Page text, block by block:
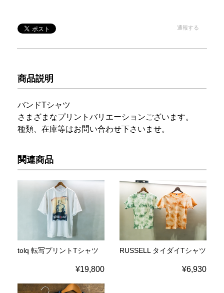
通報する
商品説明
バンドTシャツ
さまざまなプリントバリエーションございます。
種類、在庫等はお問い合わせ下さいませ。
関連商品
tolq 転写プリントTシャツ
¥19,800
RUSSELL タイダイTシャツ
¥6,930